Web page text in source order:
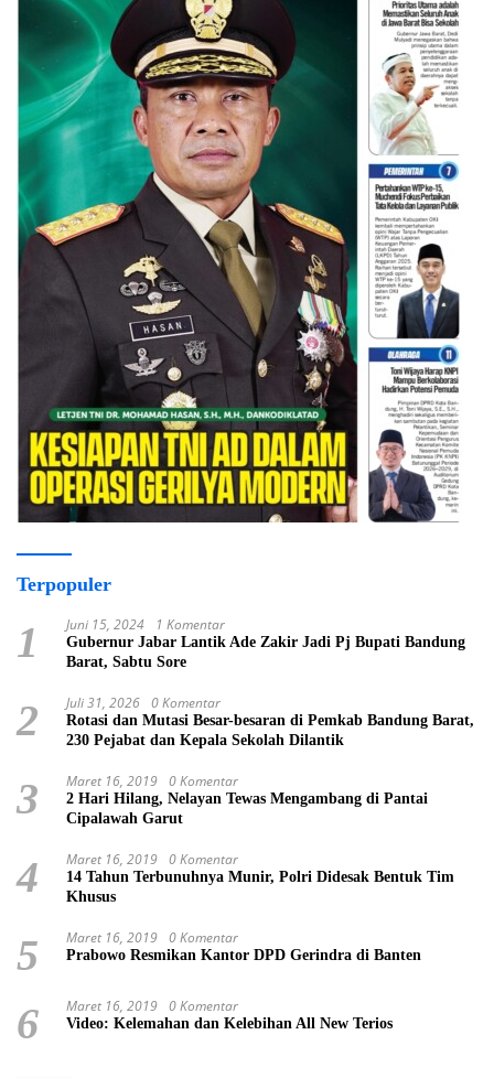
Terpopuler
1 Juni 15, 2024 1 Komentar
Gubernur Jabar Lantik Ade Zakir Jadi Pj Bupati Bandung
Barat, Sabtu Sore
2 Juli 31, 2026 0 Komentar
Rotasi dan Mutasi Besar-besaran di Pemkab Bandung Barat,
230 Pejabat dan Kepala Sekolah Dilantik
3 Maret 16, 2019 0 Komentar
2 Hari Hilang, Nelayan Tewas Mengambang di Pantai
Cipalawah Garut
4 Maret 16, 2019 0 Komentar
14 Tahun Terbunuhnya Munir, Polri Didesak Bentuk Tim
Khusus
5 Maret 16, 2019 0 Komentar
Prabowo Resmikan Kantor DPD Gerindra di Banten
6 Maret 16, 2019 0 Komentar
Video: Kelemahan dan Kelebihan All New Terios